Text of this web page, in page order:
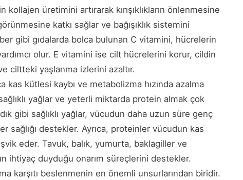
kollajen üretimini artırarak kırışıklıkların önlenmesine
katkı sağlar ve bağışıklık sistemini
gibi gıdalarda bolca bulunan C vitamini, hücrelerin
olur. E vitamini ise cilt hücrelerini korur, cildin
ciltteki yaşlanma izlerini azaltır.
kas kütlesi kaybı ve metabolizma hızında azalma
yağlar ve yeterli miktarda protein almak çok
gibi sağlıklı yağlar, vücudun daha uzun süre genç
sağlığı destekler. Ayrıca, proteinler vücudun kas
eder. Tavuk, balık, yumurta, baklagiller ve
ihtiyaç duyduğu onarım süreçlerini destekler.
karşıtı beslenmenin en önemli unsurlarından biridir.